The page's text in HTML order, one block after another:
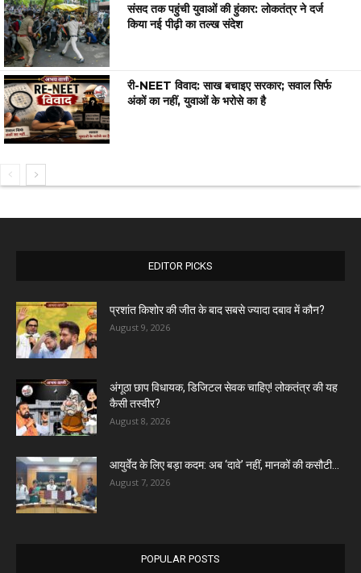
संसद तक पहुंची युवाओं की हुंकार: लोकतंत्र ने दर्ज
किया नई पीढ़ी का तल्ख संदेश
री-NEET विवाद: साख बचाइए सरकार; सवाल सिर्फ
अंकों का नहीं, युवाओं के भरोसे का है
EDITOR PICKS
प्रशांत किशोर की जीत के बाद सबसे ज्यादा दबाव में कौन?
August 9, 2026
अंगूठा छाप विधायक, डिजिटल सेवक चाहिए! लोकतंत्र की यह
कैसी तस्वीर?
August 8, 2026
आयुर्वेद के लिए बड़ा कदम: अब ‘दावे’ नहीं, मानकों की कसौटी...
August 7, 2026
POPULAR POSTS